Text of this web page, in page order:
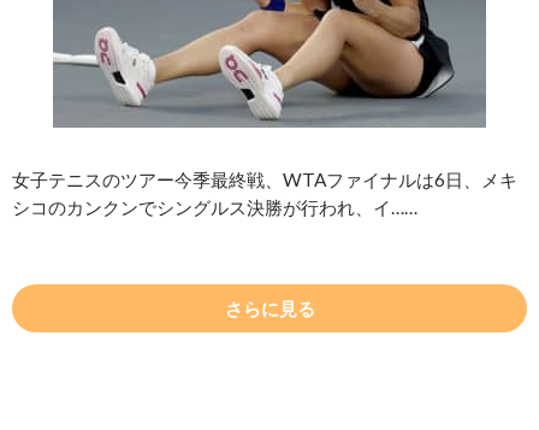
女子テニスのツアー今季最終戦、WTAファイナルは6日、メキ
シコのカンクンでシングルス決勝が行われ、イ……
さらに見る